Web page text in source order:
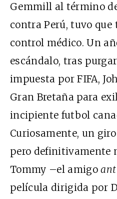
Gemmill al término
contra Perú, tuvo
control médico. Un
escándalo, tras
impuesta por FIFA,
Gran Bretaña para
incipiente futbol
Curiosamente, un
pero definitivamente
Tommy –el amigo
película dirigida por